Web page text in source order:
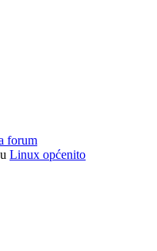
forum
Linux općenito